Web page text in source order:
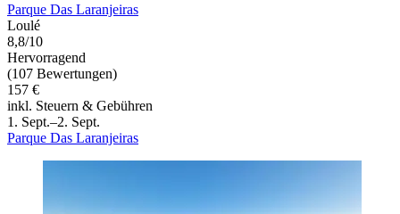
Parque Das Laranjeiras
Loulé
8,8/10
Hervorragend
(107 Bewertungen)
157 €
inkl. Steuern & Gebühren
1. Sept.–2. Sept.
Parque Das Laranjeiras